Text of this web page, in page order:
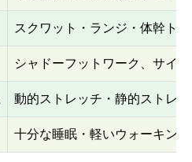
スクワット・ランジ・体幹ト
シャドーフットワーク、サイ
動的ストレッチ・静的ストレ
十分な睡眠・軽いウォーキン